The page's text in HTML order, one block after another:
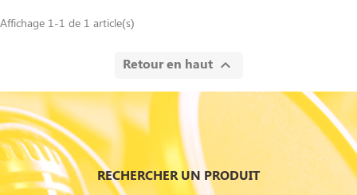
Affichage 1-1 de 1 article(s)
Retour en haut 
RECHERCHER UN PRODUIT